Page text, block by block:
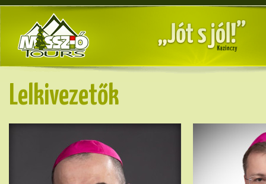
Lelkivezetők